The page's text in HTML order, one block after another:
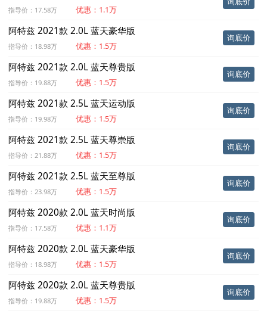
指导价：17.58万 优惠：1.1万
阿特兹 2021款 2.0L 蓝天豪华版
指导价：18.98万 优惠：1.5万
询底价
阿特兹 2021款 2.0L 蓝天尊贵版
指导价：19.88万 优惠：1.5万
询底价
阿特兹 2021款 2.5L 蓝天运动版
指导价：19.98万 优惠：1.5万
询底价
阿特兹 2021款 2.5L 蓝天尊崇版
指导价：21.88万 优惠：1.5万
询底价
阿特兹 2021款 2.5L 蓝天至尊版
指导价：23.98万 优惠：1.5万
询底价
阿特兹 2020款 2.0L 蓝天时尚版
指导价：17.58万 优惠：1.1万
询底价
阿特兹 2020款 2.0L 蓝天豪华版
指导价：18.98万 优惠：1.5万
询底价
阿特兹 2020款 2.0L 蓝天尊贵版
指导价：19.88万 优惠：1.5万
询底价